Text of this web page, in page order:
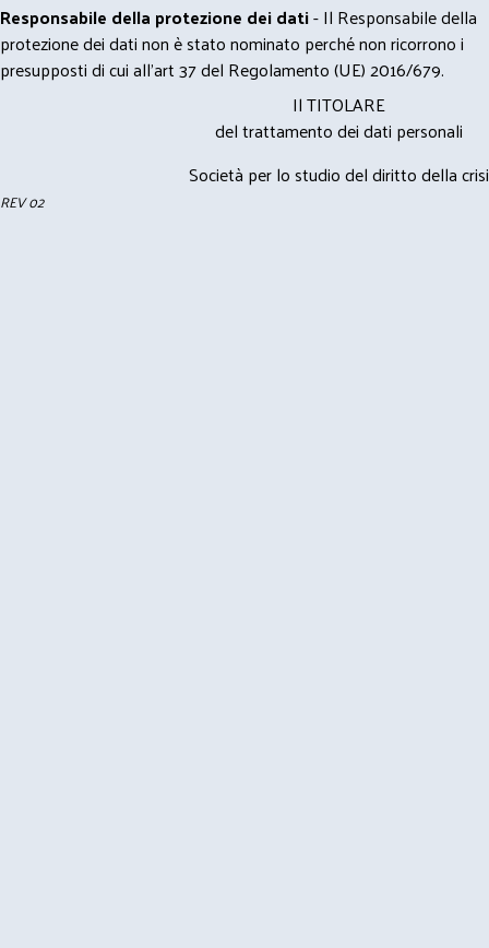
Responsabile della protezione dei dati- Il Responsabile della
protezione dei dati non è stato nominato perché non ricorrono i
presupposti di cui all’art 37 del Regolamento (UE) 2016/679.
Il TITOLARE
del trattamento dei dati personali
Società per lo studio del diritto della crisi
REV 02